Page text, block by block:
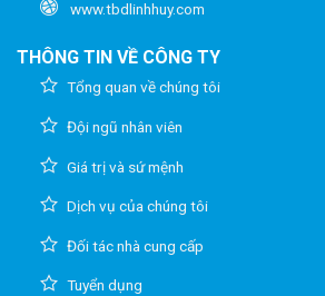
www.tbdlinhhuy.com
THÔNG TIN VỀ CÔNG TY
Tổng quan về chúng tôi
Đội ngũ nhân viên
Giá trị và sứ mệnh
Dịch vụ của chúng tôi
Đối tác nhà cung cấp
Tuyển dụng